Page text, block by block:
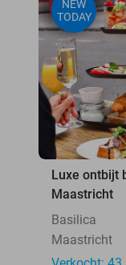
NEW
TODAY
Luxe ontbijt
Maastricht
Basilica
Maastricht